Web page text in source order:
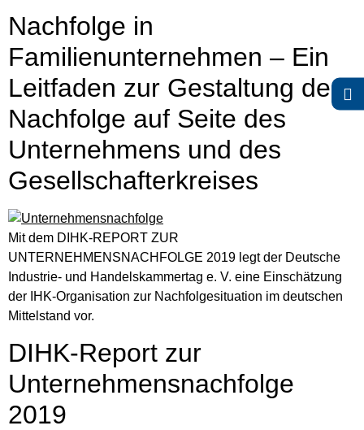
Nachfolge in
Familienunternehmen – Ein
Leitfaden zur Gestaltung der
Nachfolge auf Seite des
Unternehmens und des
Gesellschafterkreises
Mit dem DIHK-REPORT ZUR
UNTERNEHMENSNACHFOLGE 2019 legt der Deutsche
Industrie- und Handelskammertag e. V. eine Einschätzung
der IHK-Organisation zur Nachfolgesituation im deutschen
Mittelstand vor.
DIHK-Report zur
Unternehmensnachfolge
2019